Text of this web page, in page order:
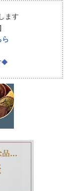
ます
ら
◆